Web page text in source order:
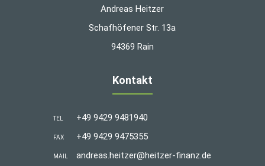
Andreas Heitzer
Schafhöfener Str. 13a
94369 Rain
Kontakt
TEL +49 9429 9481940
FAX +49 9429 9475355
MAIL andreas.heitzer@heitzer-finanz.de